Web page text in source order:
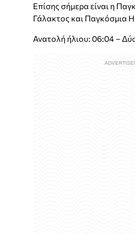
Επίσης σήμερα είναι η
Γάλακτος και Παγκόσμια
Ανατολή ήλιου: 06:04 –